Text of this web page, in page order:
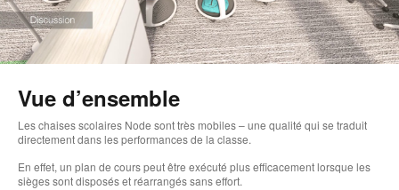
Vue d’ensemble
Les chaises scolaires Node sont très mobiles – une qualité qui se traduit
directement dans les performances de la classe.
En effet, un plan de cours peut être exécuté plus efficacement lorsque les
sièges sont disposés et réarrangés sans effort.